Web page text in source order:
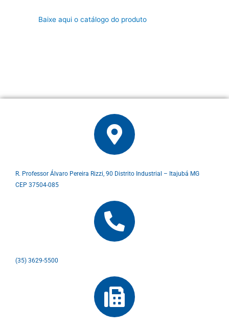
Baixe aqui o catálogo do produto
R. Professor Álvaro Pereira Rizzi, 90 Distrito Industrial – Itajubá MG
CEP 37504-085
(35) 3629-5500